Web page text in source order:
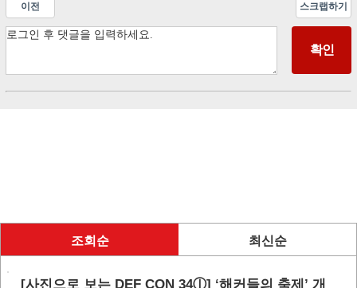
이전 스크랩하기
조회순 최신순
[사진으로 보는 DEF CON 34ⓛ] ‘해커들의 축제’ 개